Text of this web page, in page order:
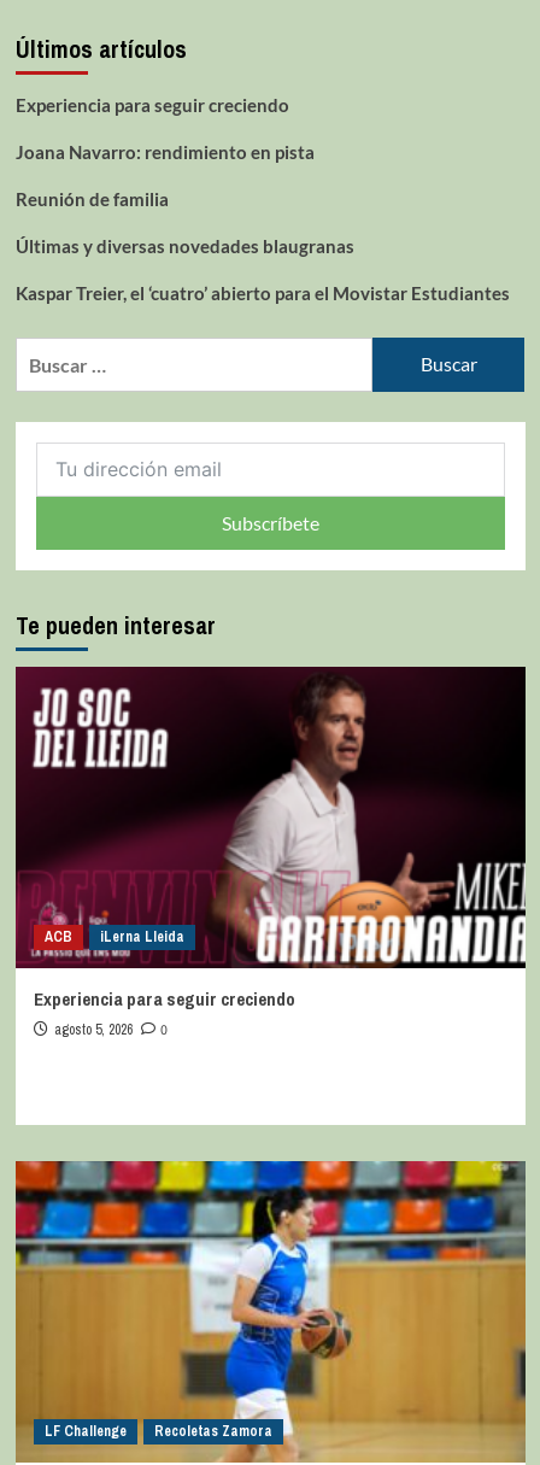
Últimos artículos
Experiencia para seguir creciendo
Joana Navarro: rendimiento en pista
Reunión de familia
Últimas y diversas novedades blaugranas
Kaspar Treier, el ‘cuatro’ abierto para el Movistar Estudiantes
Subscríbete
Te pueden interesar
ACB iLerna Lleida
Experiencia para seguir creciendo
agosto 5, 2026 0
LF Challenge Recoletas Zamora